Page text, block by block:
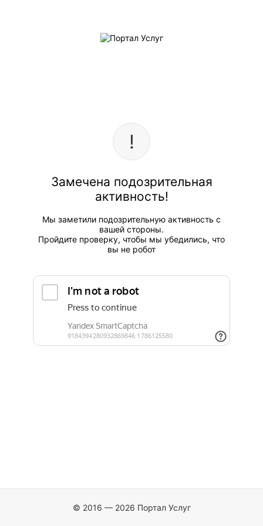
Замечена подозрительная
активность!
Мы заметили подозрительную активность с
вашей стороны.
Пройдите проверку, чтобы мы убедились, что
вы не робот
© 2016 — 2026 Портал Услуг